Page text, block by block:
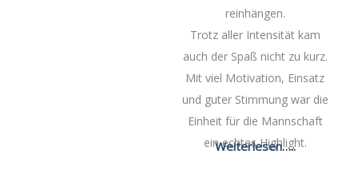
reinhängen.
Trotz aller Intensität kam
auch der Spaß nicht zu kurz.
Mit viel Motivation, Einsatz
und guter Stimmung war die
Einheit für die Mannschaft
ein echtes Highlight.
Weiterlesen…..